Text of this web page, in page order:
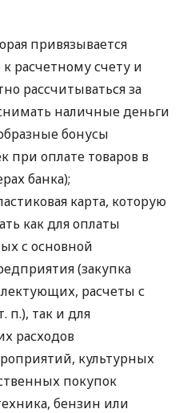
привязывается
расчетному счету и
рассчитываться за
наличные деньги
бонусы
при оплате товаров в
банка);
карта, которую
как для оплаты
с основной
(закупка
расчеты с
п.), так и для
расходов
культурных
покупок
бензин или